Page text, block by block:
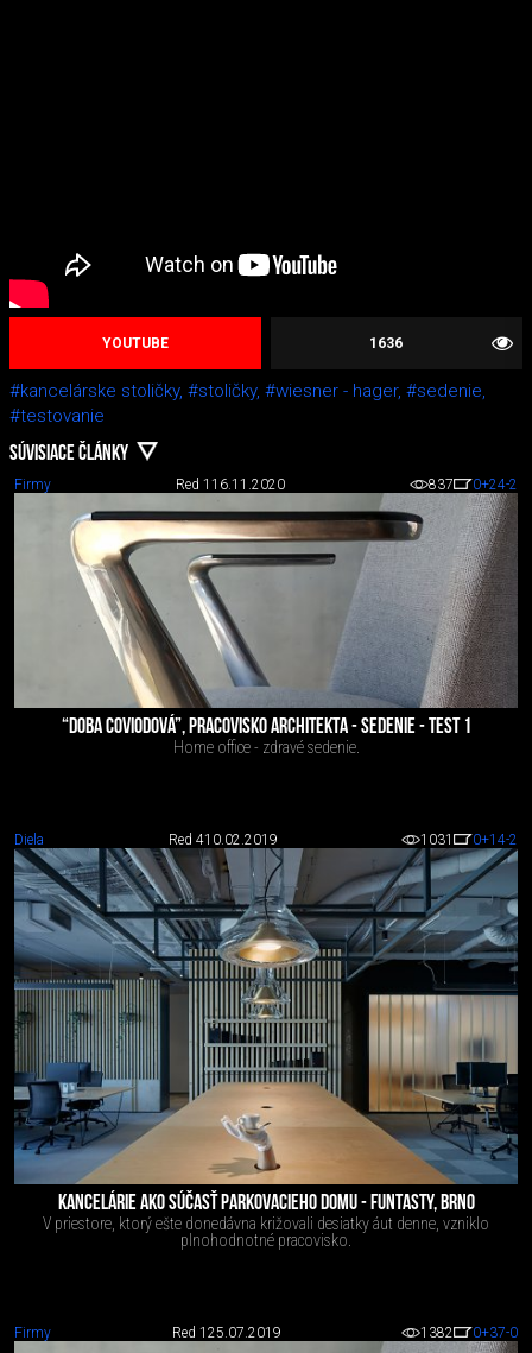
1636
YOUTUBE
#kancelárske stoličky, #stoličky, #wiesner - hager, #sedenie,
#testovanie
SÚVISIACE ČLÁNKY
Firmy Red 1 16.11.2020 837 0+24-2
“DOBA COVIODOVÁ”, PRACOVISKO ARCHITEKTA - SEDENIE - TEST 1
Home office - zdravé sedenie.
Diela Red 410.02.2019 1031 0+14-2
KANCELÁRIE AKO SÚČASŤ PARKOVACIEHO DOMU - FUNTASTY, BRNO
V priestore, ktorý ešte donedávna križovali desiatky áut denne, vzniklo
plnohodnotné pracovisko.
Firmy Red 1 25.07.2019 1382 0+37-0